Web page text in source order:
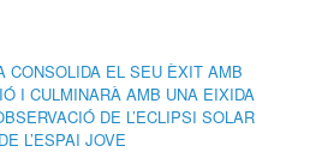
CONSOLIDA EL SEU ÈXIT AMB
I CULMINARÀ AMB UNA EIXIDA
DE L’ECLIPSI SOLAR
L’ESPAI JOVE